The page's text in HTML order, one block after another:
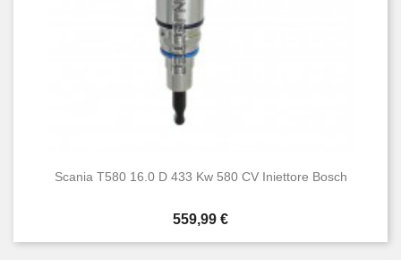
Scania T580 16.0 D 433 Kw 580 CV Iniettore Bosch
Prezzo
559,99 €